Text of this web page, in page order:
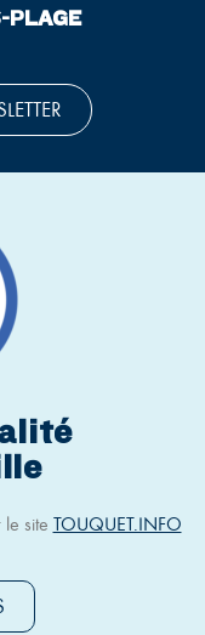
PLAGE
le site TOUQUET.INFO